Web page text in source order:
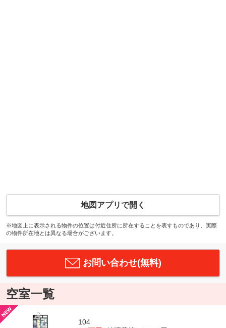
地図アプリで開く
※地図上に表示される物件の位置は付近住所に所在することを表すものであり、実際
の物件所在地とは異なる場合がございます。
お問い合わせ(無料)
空室一覧
104